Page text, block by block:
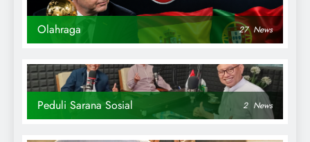
Olahraga 27 News
Peduli Sarana Sosial 2 News